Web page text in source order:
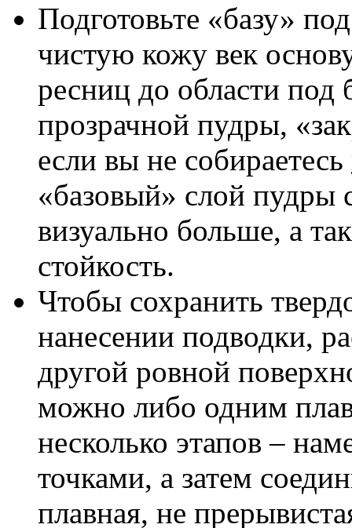
Подготовьте «базу»
чистую кожу век
ресниц до области под
прозрачной пудры,
если вы не собираетесь
«базовый» слой пудры
визуально больше, а
стойкость.
Чтобы сохранить
нанесении подводки,
другой ровной
можно либо одним
несколько этапов –
точками, а затем
плавная, не